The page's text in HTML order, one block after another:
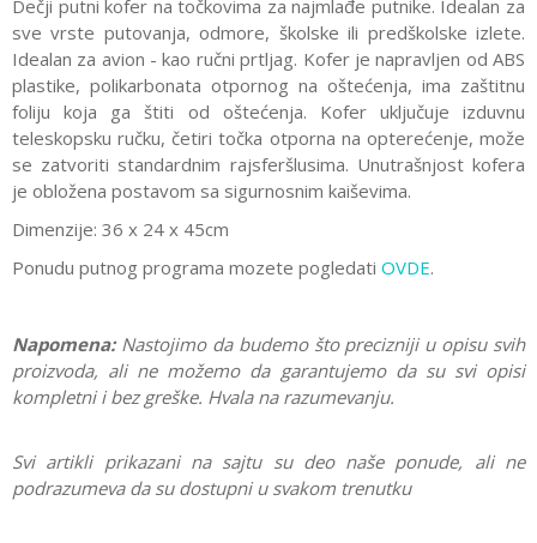
Dečji putni kofer na točkovima za najmlađe putnike. Idealan za
sve vrste putovanja, odmore, školske ili predškolske izlete.
Idealan za avion - kao ručni prtljag. Kofer je napravljen od ABS
plastike, polikarbonata otpornog na oštećenja, ima zaštitnu
foliju koja ga štiti od oštećenja. Kofer uključuje izduvnu
teleskopsku ručku, četiri točka otporna na opterećenje, može
se zatvoriti standardnim rajsferšlusima. Unutrašnjost kofera
je obložena postavom sa sigurnosnim kaiševima.
Dimenzije: 36 x 24 x 45cm
Ponudu putnog programa mozete pogledati OVDE.
Napomena: Nastojimo da budemo što precizniji u opisu svih
proizvoda, ali ne možemo da garantujemo da su svi opisi
kompletni i bez greške. Hvala na razumevanju.
Svi artikli prikazani na sajtu su deo naše ponude, ali ne
podrazumeva da su dostupni u svakom trenutku